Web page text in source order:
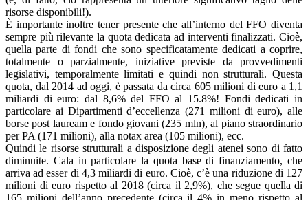
risorse disponibili!).
È importante inoltre tener presente che all’interno del FFO diventa
sempre più rilevante la quota dedicata ad interventi finalizzati. Cioè,
quella parte di fondi che sono specificatamente dedicati a coprire,
totalmente o parzialmente, iniziative previste da provvedimenti
legislativi, temporalmente limitati e quindi non strutturali. Questa
quota, dal 2014 ad oggi, è passata da circa 605 milioni di euro a 1,1
miliardi di euro: dal 8,6% del FFO al 15.8%! Fondi dedicati in
particolare ai Dipartimenti d’eccellenza (271 milioni di euro), alle
borse post lauream e fondo giovani (235 mln), al piano straordinario
per PA (171 milioni), alla notax area (105 milioni), ecc.
Quindi le risorse strutturali a disposizione degli atenei sono di fatto
diminuite. Cala in particolare la quota base di finanziamento, che
arriva ad esser di 4,3 miliardi di euro. Cioè, c’è una riduzione di 127
milioni di euro rispetto al 2018 (circa il 2,9%), che segue quella di